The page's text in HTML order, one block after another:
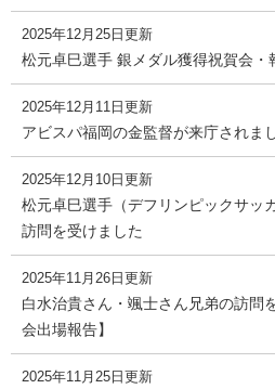
2025年12月25日更新
松元卓巳選手 銀メダル獲得祝賀会・
2025年12月11日更新
アビスパ福岡の金監督が来庁されま
2025年12月10日更新
松元卓巳選手（デフリンピックサッ
訪問を受けました
2025年11月26日更新
白水治貴さん・颯士さん兄弟の訪問
会出場報告】
2025年11月25日更新